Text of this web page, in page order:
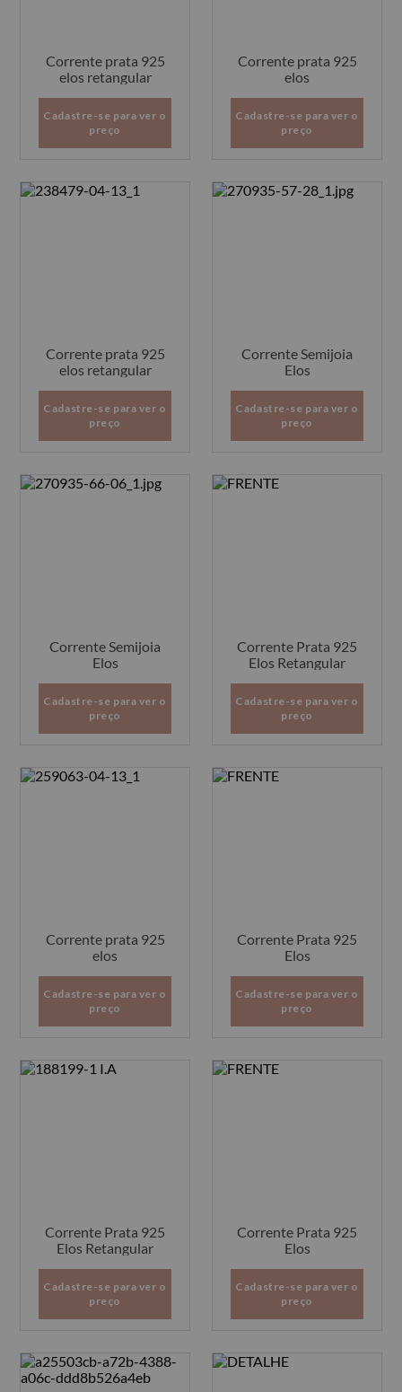
Corrente prata 925
elos retangular
Cadastre-se para ver o
preço
Corrente prata 925
elos
Cadastre-se para ver o
preço
Corrente prata 925
elos retangular
Cadastre-se para ver o
preço
Corrente Semijoia
Elos
Cadastre-se para ver o
preço
Corrente Semijoia
Elos
Cadastre-se para ver o
preço
Corrente Prata 925
Elos Retangular
Cadastre-se para ver o
preço
Corrente prata 925
elos
Cadastre-se para ver o
preço
Corrente Prata 925
Elos
Cadastre-se para ver o
preço
Corrente Prata 925
Elos Retangular
Cadastre-se para ver o
preço
Corrente Prata 925
Elos
Cadastre-se para ver o
preço